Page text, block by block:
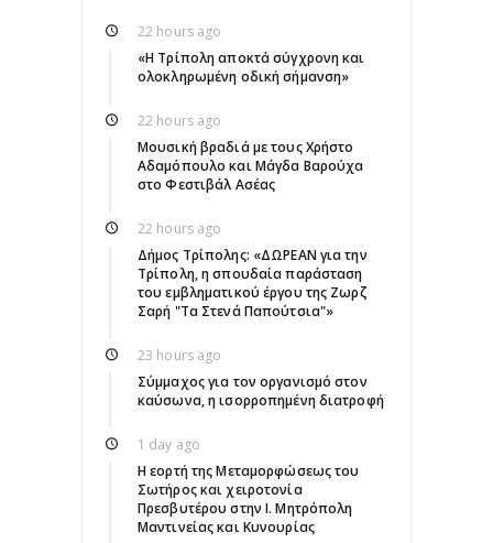
22 hours ago
«Η Τρίπολη αποκτά σύγχρονη και
ολοκληρωμένη οδική σήμανση»
22 hours ago
Μουσική βραδιά με τους Χρήστο
Αδαμόπουλο και Μάγδα Βαρούχα
στο Φεστιβάλ Ασέας
22 hours ago
Δήμος Τρίπολης: «ΔΩΡΕΑΝ για την
Τρίπολη, η σπουδαία παράσταση
του εμβληματικού έργου της Ζωρζ
Σαρή "Τα Στενά Παπούτσια"»
23 hours ago
Σύμμαχος για τον οργανισμό στον
καύσωνα, η ισορροπημένη διατροφή
1 day ago
Η εορτή της Μεταμορφώσεως του
Σωτήρος και χειροτονία
Πρεσβυτέρου στην Ι. Μητρόπολη
Μαντινείας και Κυνουρίας